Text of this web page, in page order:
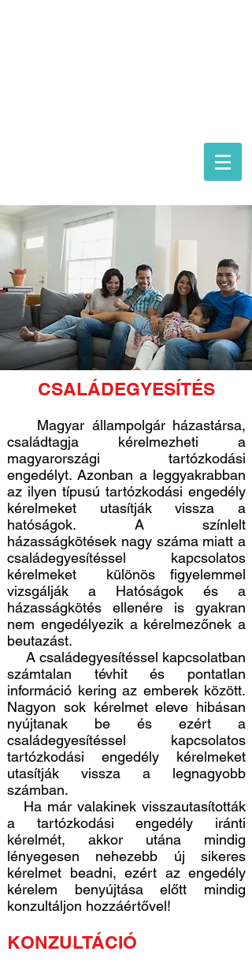
CSALÁDEGYESÍTÉS
Magyar állampolgár házastársa,
családtagja kérelmezheti a
magyarországi tartózkodási
engedélyt. Azonban a leggyakrabban
az ilyen típusú tartózkodási engedély
kérelmeket utasítják vissza a
hatóságok. A színlelt
házasságkötések nagy száma miatt a
családegyesítéssel kapcsolatos
kérelmeket különös figyelemmel
vizsgálják a Hatóságok és a
házasságkötés ellenére is gyakran
nem engedélyezik a kérelmezőnek a
beutazást.
A családegyesítéssel kapcsolatban
számtalan tévhit és pontatlan
információ kering az emberek között.
Nagyon sok kérelmet eleve hibásan
nyújtanak be és ezért a
családegyesítéssel kapcsolatos
tartózkodási engedély kérelmeket
utasítják vissza a legnagyobb
számban.
Ha már valakinek visszautasították
a tartózkodási engedély iránti
kérelmét, akkor utána mindig
lényegesen nehezebb új sikeres
kérelmet beadni, ezért az engedély
kérelem benyújtása előtt mindig
konzultáljon hozzáértővel!
KONZULTÁCIÓ